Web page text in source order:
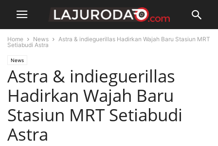
Home News
Astra & indieguerillas Hadirkan Wajah Baru Stasiun MRT
Setiabudi Astra
News
Astra & indieguerillas
Hadirkan Wajah Baru
Stasiun MRT Setiabudi
Astra